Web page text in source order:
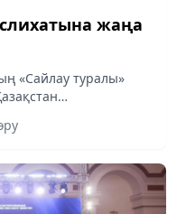
жаңа
«Сайлау туралы»
депутаттық